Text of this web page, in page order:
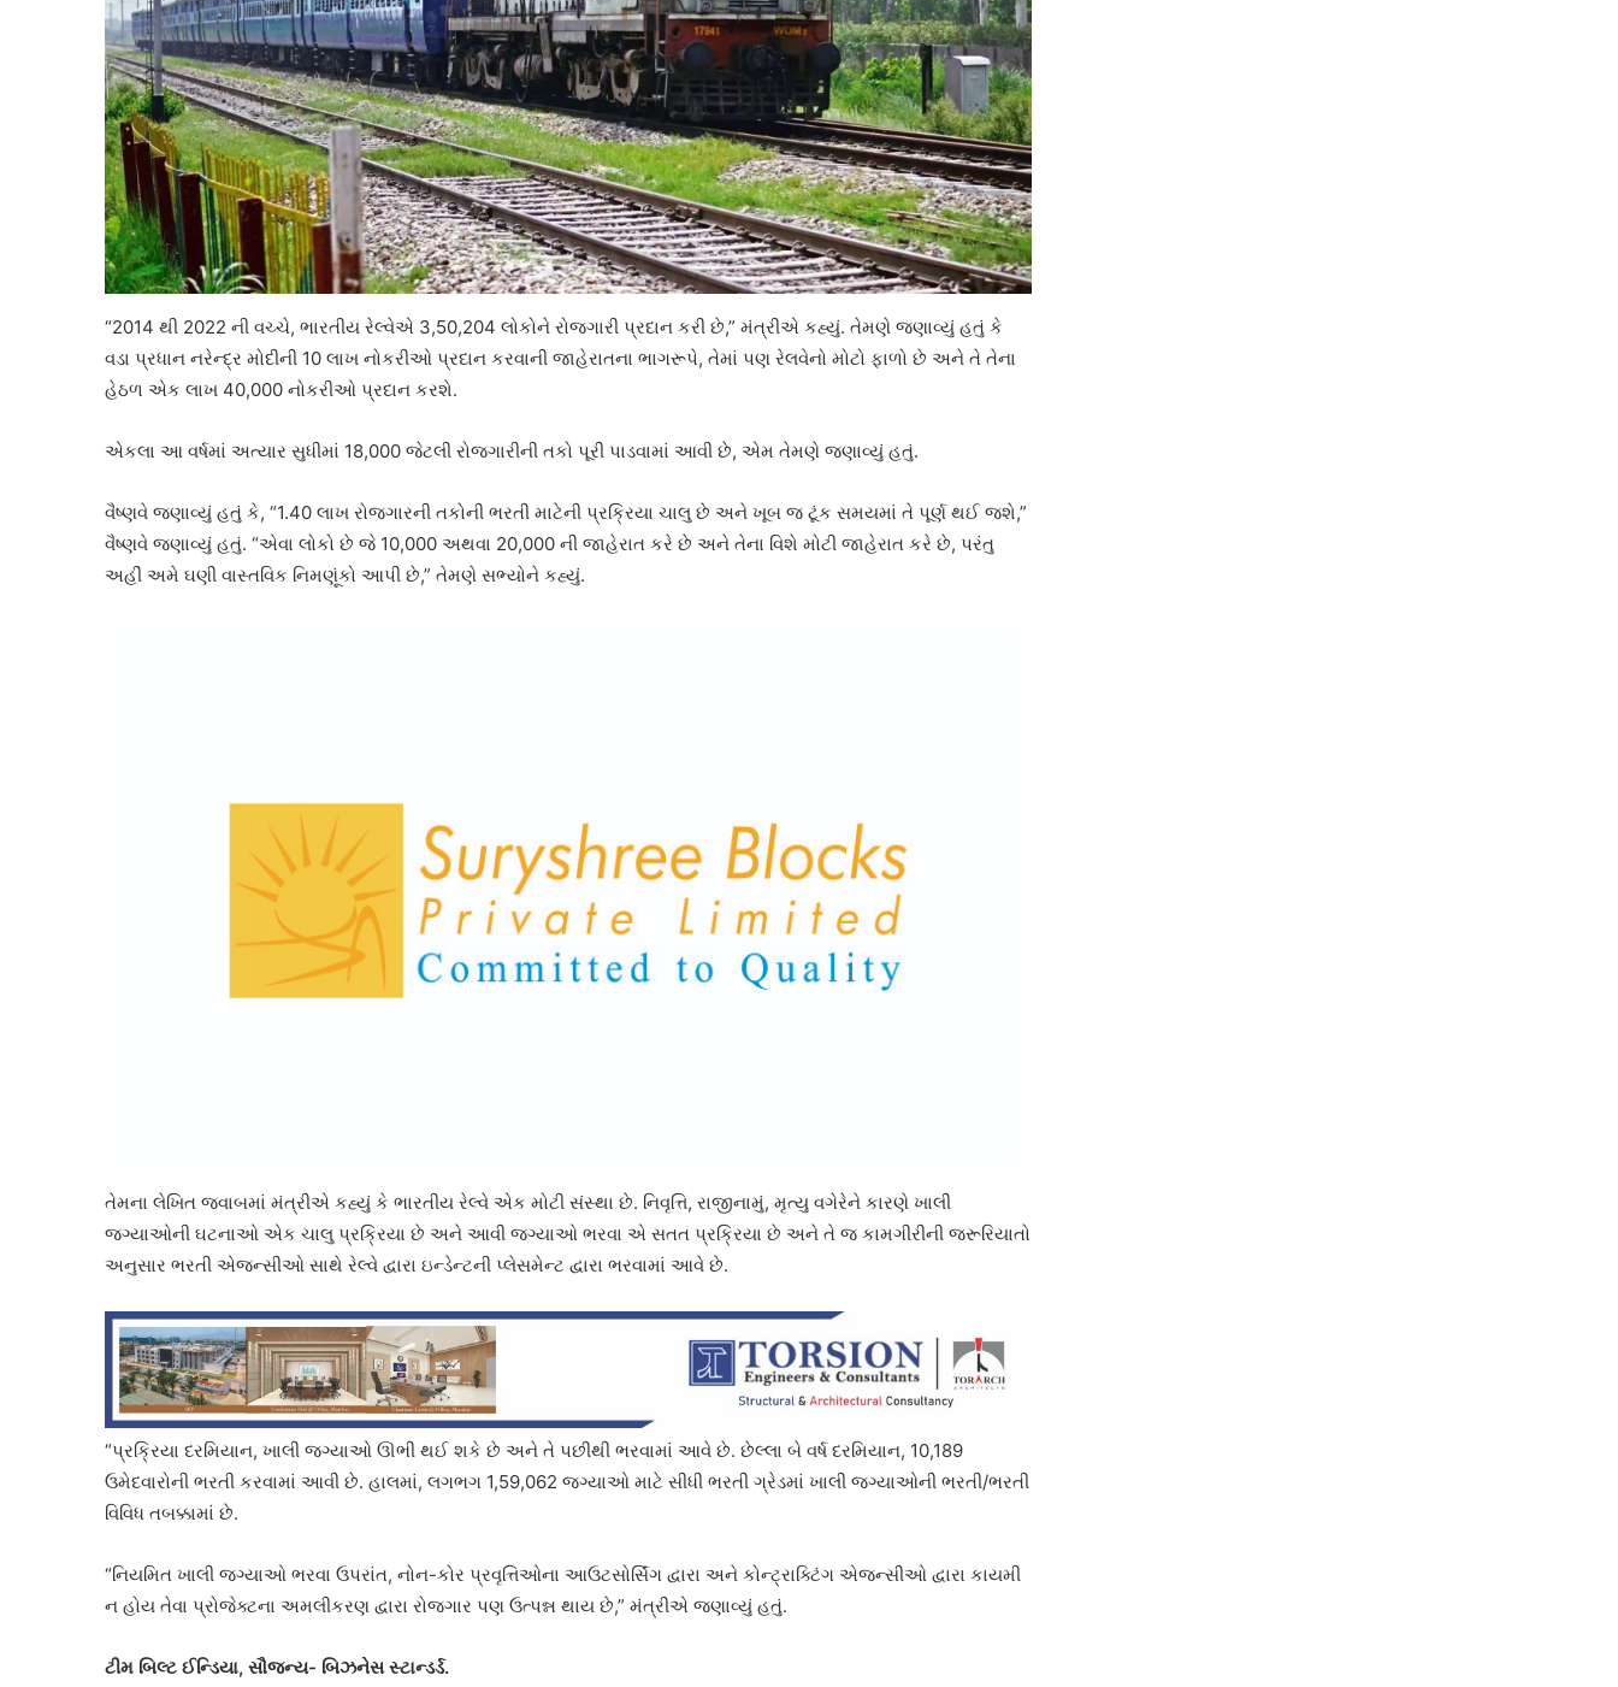
“2014 થી 2022 ની વચ્ચે, ભારતીય રેલ્વેએ 3,50,204 લોકોને રોજગારી પ્રદાન કરી છે,” મંત્રીએ કહ્યું. તેમણે જણાવ્યું હતું કે
વડા પ્રધાન નરેન્દ્ર મોદીની 10 લાખ નોકરીઓ પ્રદાન કરવાની જાહેરાતના ભાગરૂપે, તેમાં પણ રેલવેનો મોટો ફાળો છે અને તે તેના
હેઠળ એક લાખ 40,000 નોકરીઓ પ્રદાન કરશે.
એકલા આ વર્ષમાં અત્યાર સુધીમાં 18,000 જેટલી રોજગારીની તકો પૂરી પાડવામાં આવી છે, એમ તેમણે જણાવ્યું હતું.
વૈષ્ણવે જણાવ્યું હતું કે, “1.40 લાખ રોજગારની તકોની ભરતી માટેની પ્રક્રિયા ચાલુ છે અને ખૂબ જ ટૂંક સમયમાં તે પૂર્ણ થઈ જશે,”
વૈષ્ણવે જણાવ્યું હતું. “એવા લોકો છે જે 10,000 અથવા 20,000 ની જાહેરાત કરે છે અને તેના વિશે મોટી જાહેરાત કરે છે, પરંતુ
અહીં અમે ઘણી વાસ્તવિક નિમણૂંકો આપી છે,” તેમણે સભ્યોને કહ્યું.
તેમના લેખિત જવાબમાં મંત્રીએ કહ્યું કે ભારતીય રેલ્વે એક મોટી સંસ્થા છે. નિવૃત્તિ, રાજીનામું, મૃત્યુ વગેરેને કારણે ખાલી
જગ્યાઓની ઘટનાઓ એક ચાલુ પ્રક્રિયા છે અને આવી જગ્યાઓ ભરવા એ સતત પ્રક્રિયા છે અને તે જ કામગીરીની જરૂરિયાતો
અનુસાર ભરતી એજન્સીઓ સાથે રેલ્વે દ્વારા ઇન્ડેન્ટની પ્લેસમેન્ટ દ્વારા ભરવામાં આવે છે.
“પ્રક્રિયા દરમિયાન, ખાલી જગ્યાઓ ઊભી થઈ શકે છે અને તે પછીથી ભરવામાં આવે છે. છેલ્લા બે વર્ષ દરમિયાન, 10,189
ઉમેદવારોની ભરતી કરવામાં આવી છે. હાલમાં, લગભગ 1,59,062 જગ્યાઓ માટે સીધી ભરતી ગ્રેડમાં ખાલી જગ્યાઓની ભરતી/ભરતી
વિવિધ તબક્કામાં છે.
“નિયમિત ખાલી જગ્યાઓ ભરવા ઉપરાંત, નોન-કોર પ્રવૃત્તિઓના આઉટસોર્સિંગ દ્વારા અને કોન્ટ્રાક્ટિંગ એજન્સીઓ દ્વારા કાયમી
ન હોય તેવા પ્રોજેક્ટના અમલીકરણ દ્વારા રોજગાર પણ ઉત્પન્ન થાય છે,” મંત્રીએ જણાવ્યું હતું.
ટીમ બિલ્ટ ઈન્ડિયા, સૌજન્ય- બિઝનેસ સ્ટાન્ડર્ડ.